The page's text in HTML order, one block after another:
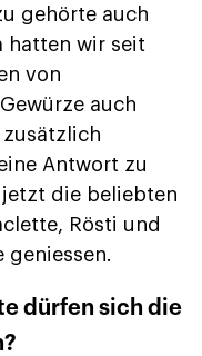
gehörte auch
hatten wir seit
von
auch
zusätzlich
Antwort zu
jetzt die beliebten
Rösti und
geniessen.
dürfen sich die